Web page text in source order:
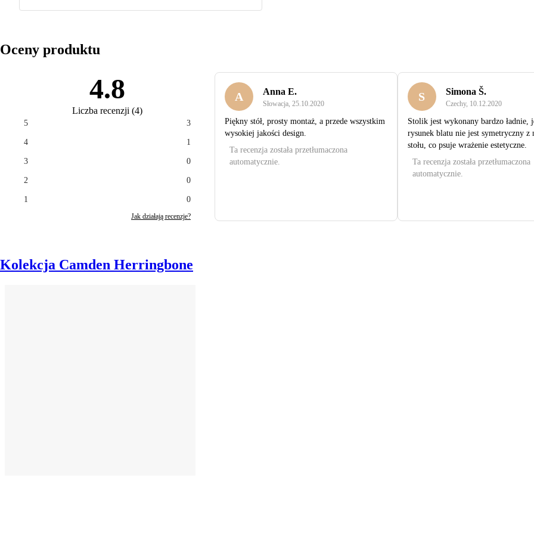
Oceny produktu
4.8
Liczba recenzji (4)
5 3
4 1
3 0
2 0
1 0
Jak działają recenzje?
A Anna E.
Słowacja, 25.10.2020
Piękny stół, prosty montaż, a przede wszystkim
wysokiej jakości design.
Ta recenzja została przetłumaczona
automatycznie.
S Simona Š.
Czechy, 10.12.2020
Stolik jest wykonany bardzo ładnie,
rysunek blatu nie jest symetryczny z
stołu, co psuje wrażenie estetyczne.
Ta recenzja została przetłumaczona
automatycznie.
Kolekcja Camden Herringbone